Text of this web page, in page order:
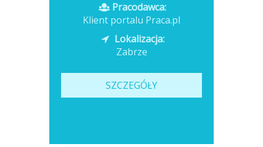
Opublikowano: dzisiajPracodawca:
Klient portalu Praca.pl
Lokalizacja:
Zabrze
SZCZEGÓŁY